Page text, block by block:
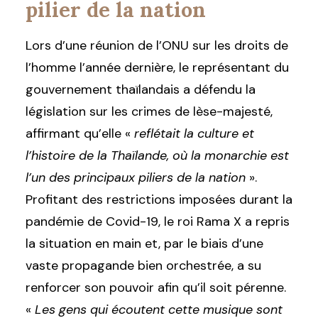
pilier de la nation
Lors d’une réunion de l’ONU sur les droits de
l’homme l’année dernière, le représentant du
gouvernement thaïlandais a défendu la
législation sur les crimes de lèse-majesté,
affirmant qu’elle « reflétait la culture et
l’histoire de la Thaïlande, où la monarchie est
l’un des principaux piliers de la nation ».
Profitant des restrictions imposées durant la
pandémie de Covid-19, le roi Rama X a repris
la situation en main et, par le biais d’une
vaste propagande bien orchestrée, a su
renforcer son pouvoir afin qu’il soit pérenne.
« Les gens qui écoutent cette musique sont